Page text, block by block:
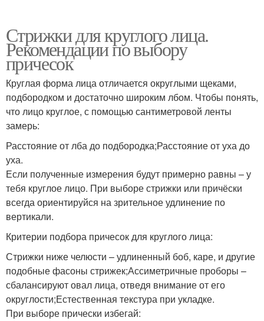
Стрижки для круглого лица.
Рекомендации по выбору
причесок
Круглая форма лица отличается округлыми щеками,
подбородком и достаточно широким лбом. Чтобы понять,
что лицо круглое, с помощью сантиметровой ленты
замерь:
Расстояние от лба до подбородка;Расстояние от уха до
уха.
Если полученные измерения будут примерно равны – у
тебя круглое лицо. При выборе стрижки или причёски
всегда ориентируйся на зрительное удлинение по
вертикали.
Критерии подбора причесок для круглого лица:
Стрижки ниже челюсти – удлиненный боб, каре, и другие
подобные фасоны стрижек;Ассиметричные проборы –
сбалансируют овал лица, отведя внимание от его
округлости;Естественная текстура при укладке.
При выборе прически избегай: